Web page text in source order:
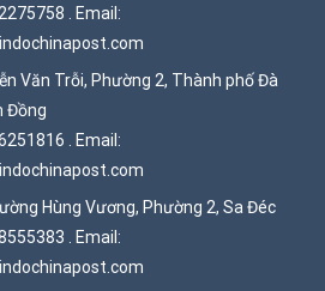
. Email:
Văn Trỗi, Phường 2, Thành phố Đà
Đồng
. Email:
Hùng Vương, Phường 2, Sa Đéc
. Email: